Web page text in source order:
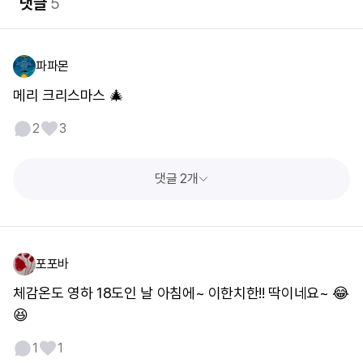
파파몬
메리 크리스마스 🎄
2 3
댓글 2개
포포바
체감온도 영하 18도인 날 아침에~ 이한치한!! 딱이네요~ 😂
😆
1 1